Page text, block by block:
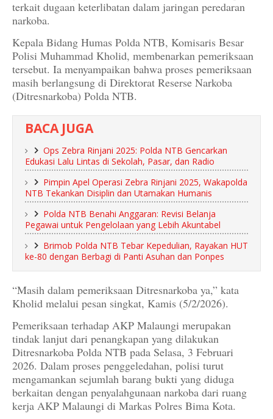
terkait dugaan keterlibatan dalam jaringan peredaran
narkoba.
Kepala Bidang Humas Polda NTB, Komisaris Besar
Polisi Muhammad Kholid, membenarkan pemeriksaan
tersebut. Ia menyampaikan bahwa proses pemeriksaan
masih berlangsung di Direktorat Reserse Narkoba
(Ditresnarkoba) Polda NTB.
BACA JUGA
Ops Zebra Rinjani 2025: Polda NTB Gencarkan
Edukasi Lalu Lintas di Sekolah, Pasar, dan Radio
Pimpin Apel Operasi Zebra Rinjani 2025, Wakapolda
NTB Tekankan Disiplin dan Utamakan Humanis
Polda NTB Benahi Anggaran: Revisi Belanja
Pegawai untuk Pengelolaan yang Lebih Akuntabel
Brimob Polda NTB Tebar Kepedulian, Rayakan HUT
ke-80 dengan Berbagi di Panti Asuhan dan Ponpes
“Masih dalam pemeriksaan Ditresnarkoba ya,” kata
Kholid melalui pesan singkat, Kamis (5/2/2026).
Pemeriksaan terhadap AKP Malaungi merupakan
tindak lanjut dari penangkapan yang dilakukan
Ditresnarkoba Polda NTB pada Selasa, 3 Februari
2026. Dalam proses penggeledahan, polisi turut
mengamankan sejumlah barang bukti yang diduga
berkaitan dengan penyalahgunaan narkoba dari ruang
kerja AKP Malaungi di Markas Polres Bima Kota.